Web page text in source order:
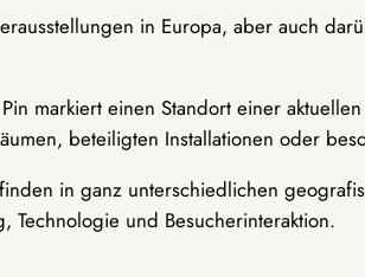
in Europa, aber auch
markiert einen Standort einer
beteiligten Installationen oder
in ganz unterschiedlichen
Technologie und Besucherinteraktion.